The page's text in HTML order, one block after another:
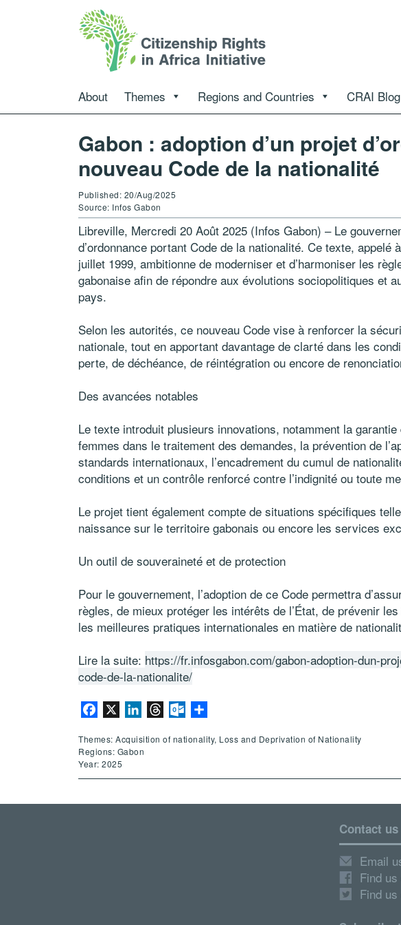
About Themes Regions and Countries CRAI Blog
Gabon : adoption d’un projet
nouveau Code de la nationalité
Published: 20/Aug/2025
Source: Infos Gabon
Libreville, Mercredi 20 Août 2025 (Infos Gabon) – Le
d’ordonnance portant Code de la nationalité. Ce texte, appelé
juillet 1999, ambitionne de moderniser et d’harmoniser les
gabonaise afin de répondre aux évolutions sociopolitiques et
pays.
Selon les autorités, ce nouveau Code vise à renforcer la
nationale, tout en apportant davantage de clarté dans les
perte, de déchéance, de réintégration ou encore de
Des avancées notables
Le texte introduit plusieurs innovations, notamment la garantie
femmes dans le traitement des demandes, la prévention de
standards internationaux, l’encadrement du cumul de
conditions et un contrôle renforcé contre l’indignité ou toute
Le projet tient également compte de situations spécifiques
naissance sur le territoire gabonais ou encore les services
Un outil de souveraineté et de protection
Pour le gouvernement, l’adoption de ce Code permettra
règles, de mieux protéger les intérêts de l’État, de prévenir
les meilleures pratiques internationales en matière de
Lire la suite: https://fr.infosgabon.com/gabon-adoption-dun-
code-de-la-nationalite/
Facebook LinkedInThreadsOutlook.com
Themes: Acquisition of nationality, Loss and Deprivation of Nationality
Regions: Gabon
Year: 2025
Contact us
Email
Find
Find